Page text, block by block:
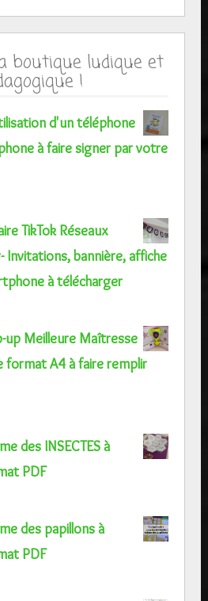
boutique ludique et
!
d'un téléphone
à faire signer par votre
TikTok Réseaux
Invitations, bannière, affiche
à télécharger
Meilleure Maîtresse
A4 à faire remplir
des INSECTES à
PDF
des papillons à
PDF